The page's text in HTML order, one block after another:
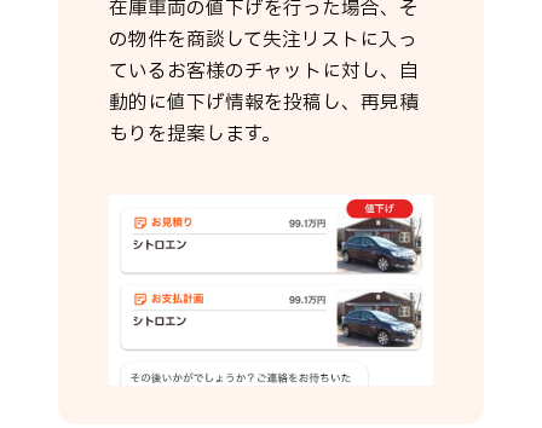
在庫車両の値下げを行った場合、そ
の物件を商談して失注リストに入っ
ているお客様のチャットに対し、自
動的に値下げ情報を投稿し、再見積
もりを提案します。